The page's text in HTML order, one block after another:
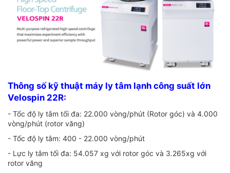
Thông số kỹ thuật máy ly tâm lạnh công suất lớn
Velospin 22R:
- Tốc độ ly tâm tối đa: 22.000 vòng/phút (Rotor góc) và 4.000
vòng/phút (rotor văng)
- Tốc độ ly tâm: 400 - 22.000 vòng/phút
- Lực ly tâm tối đa: 54.057 xg với rotor góc và 3.265xg với
rotor văng